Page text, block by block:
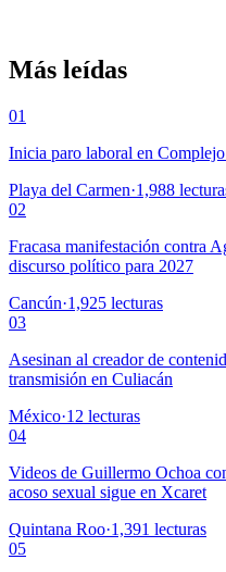
Más leídas
01
Inicia paro laboral en
Playa del Carmen·1,988
02
Fracasa manifestación contra
discurso político para 2027
Cancún·1,925 lecturas
03
Asesinan al creador de
transmisión en Culiacán
México·12 lecturas
04
Videos de Guillermo Ochoa
acoso sexual sigue en Xcaret
Quintana Roo·1,391 lecturas
05